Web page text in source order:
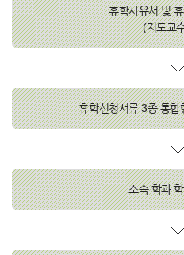
휴학사유서 및
(지도교
휴학신청서류 3종 통
소속 학과